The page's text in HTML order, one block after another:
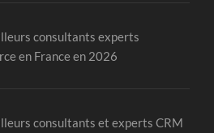
consultants experts
en France en 2026
consultants et experts CRM